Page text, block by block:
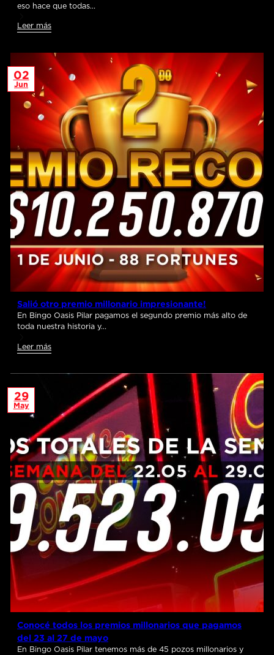
eso hace que todas…
Leer más
02
Jun
Salió otro premio millonario impresionante!
En Bingo Oasis Pilar pagamos el segundo premio más alto de
toda nuestra historia y…
Leer más
29
May
Conocé todos los premios millonarios que pagamos
del 23 al 27 de mayo
En Bingo Oasis Pilar tenemos más de 45 pozos millonarios y